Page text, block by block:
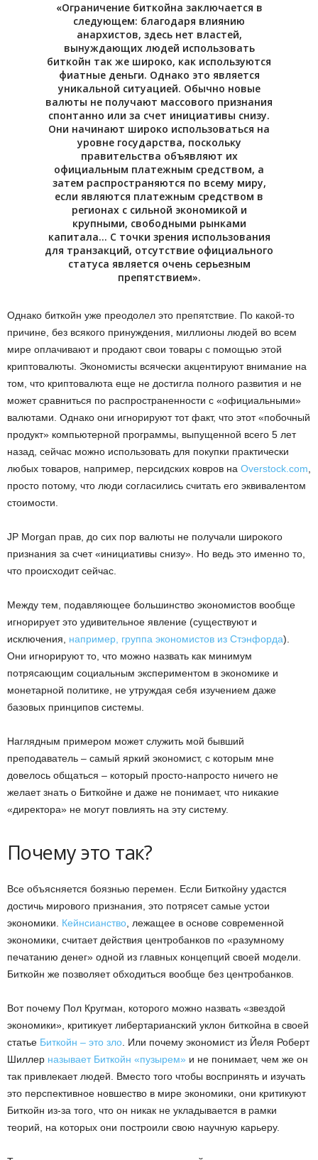
«Ограничение биткойна заключается в
следующем: благодаря влиянию
анархистов, здесь нет властей,
вынуждающих людей использовать
биткойн так же широко, как используются
фиатные деньги. Однако это является
уникальной ситуацией. Обычно новые
валюты не получают массового признания
спонтанно или за счет инициативы снизу.
Они начинают широко использоваться на
уровне государства, поскольку
правительства объявляют их
официальным платежным средством, а
затем распространяются по всему миру,
если являются платежным средством в
регионах с сильной экономикой и
крупными, свободными рынками
капитала… С точки зрения использования
для транзакций, отсутствие официального
статуса является очень серьезным
препятствием».
Однако биткойн уже преодолел это препятствие. По какой-то
причине, без всякого принуждения, миллионы людей во всем
мире оплачивают и продают свои товары с помощью этой
криптовалюты. Экономисты всячески акцентируют внимание на
том, что криптовалюта еще не достигла полного развития и не
может сравниться по распространенности с «официальными»
валютами. Однако они игнорируют тот факт, что этот «побочный
продукт» компьютерной программы, выпущенной всего 5 лет
назад, сейчас можно использовать для покупки практически
любых товаров, например, персидских ковров на Overstock.com
просто потому, что люди согласились считать его эквивалентом
стоимости.
JP Morgan прав, до сих пор валюты не получали широкого
признания за счет «инициативы снизу». Но ведь это именно то,
что происходит сейчас.
Между тем, подавляющее большинство экономистов вообще
игнорирует это удивительное явление (существуют и
исключения, например, группа экономистов из Стэнфорда).
Они игнорируют то, что можно назвать как минимум
потрясающим социальным экспериментом в экономике и
монетарной политике, не утруждая себя изучением даже
базовых принципов системы.
Наглядным примером может служить мой бывший
преподаватель – самый яркий экономист, с которым мне
довелось общаться – который просто-напросто ничего не
желает знать о Биткойне и даже не понимает, что никакие
«директора» не могут повлиять на эту систему.
Почему это так?
Все объясняется боязнью перемен. Если Биткойну удастся
достичь мирового признания, это потрясет самые устои
экономики. Кейнсианство , лежащее в основе современной
экономики, считает действия центробанков по «разумному
печатанию денег» одной из главных концепций своей модели.
Биткойн же позволяет обходиться вообще без центробанков.
Вот почему Пол Кругман, которого можно назвать «звездой
экономики», критикует либертарианский уклон биткойна в своей
статье Биткойн – это зло . Или почему экономист из Йеля Роберт
Шиллер называет Биткойн «пузырем» и не понимает, чем же он
так привлекает людей. Вместо того чтобы воспринять и изучать
это перспективное новшество в мире экономики, они критикуют
Биткойн из-за того, что он никак не укладывается в рамки
теорий, на которых они построили свою научную карьеру.